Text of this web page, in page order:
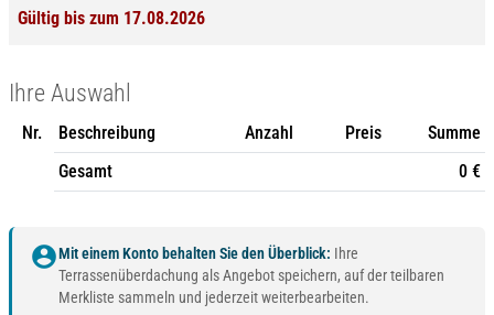
Gültig bis zum 17.08.2026
Ihre Auswahl
Nr. Beschreibung Anzahl Preis
Summe
Gesamt
0 €
account_circleMit einem Konto behalten Sie den Überblick: Ihre
Terrassenüberdachung als Angebot speichern, auf der teilbaren
Merkliste sammeln und jederzeit weiterbearbeiten.